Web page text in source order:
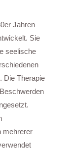
Jahren
Sie
seelische
Die Therapie
mehrerer